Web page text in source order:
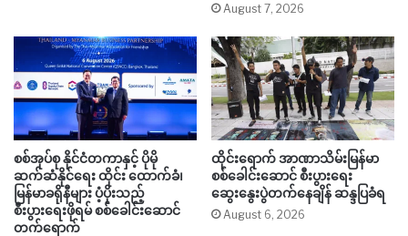
August 7, 2026
စစ်အုပ်စု နိုင်ငံတကာနှင့် ပိုမို
ဆက်ဆံနိုင်ရေး ထိုင်း ထောက်ခံ၊
မြန်မာခရိုနီများ ပံ့ပိုးသည့်
စီးပွားရေးဖိုရမ် စစ်ခေါင်းဆောင်
တက်ရောက်
ထိုင်းရောက် အာဏာသိမ်းမြန်မာ
စစ်ခေါင်းဆောင် စီးပွားရေး
ဆွေးနွေးပွဲတက်နေချိန် ဆန္ဒပြခံရ
August 6, 2026